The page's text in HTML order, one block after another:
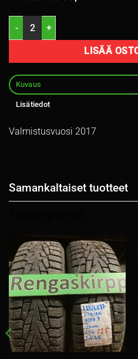
235/55R18 Continental nasta 4,8-
LISÄÄ
Kuvaus
Lisätiedot
Valmistusvuosi 2017
Samankaltaiset tuotteet